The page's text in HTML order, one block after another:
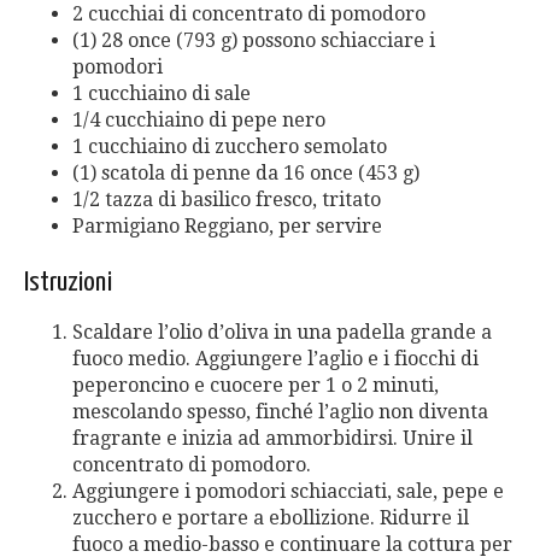
2 cucchiai di concentrato di pomodoro
(1) 28 once (793 g) possono schiacciare i
pomodori
1 cucchiaino di sale
1/4 cucchiaino di pepe nero
1 cucchiaino di zucchero semolato
(1) scatola di penne da 16 once (453 g)
1/2 tazza di basilico fresco, tritato
Parmigiano Reggiano, per servire
Istruzioni
Scaldare l’olio d’oliva in una padella grande a
fuoco medio. Aggiungere l’aglio e i fiocchi di
peperoncino e cuocere per 1 o 2 minuti,
mescolando spesso, finché l’aglio non diventa
fragrante e inizia ad ammorbidirsi. Unire il
concentrato di pomodoro.
Aggiungere i pomodori schiacciati, sale, pepe e
zucchero e portare a ebollizione. Ridurre il
fuoco a medio-basso e continuare la cottura per